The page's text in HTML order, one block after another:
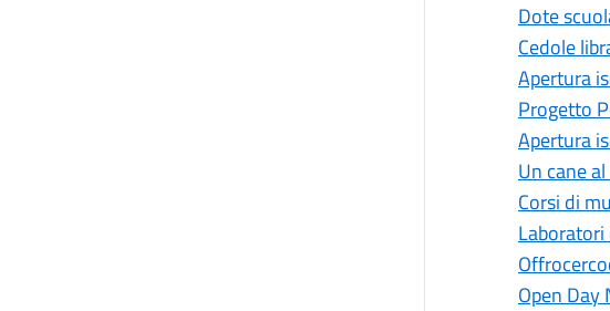
Dote
Cedole
Apertura
Progetto
Apertura
Un cane
Corsi di
Open Day